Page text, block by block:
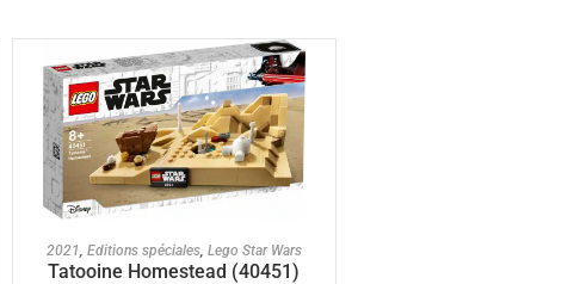
AJOUTER AU PANIER
2021 Editions spéciales, Lego Star Wars
Tatooine Homestead (40451)